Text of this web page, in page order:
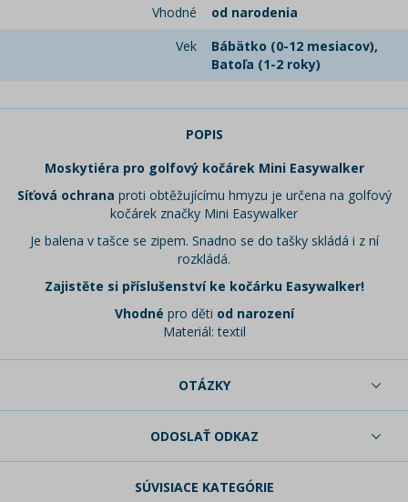
Vhodné
od narodenia
Vek
Bábätko (0-12 mesiacov),
Batoľa (1-2 roky)
POPIS
Moskytiéra pro golfový kočárek Mini Easywalker
Síťová ochrana proti obtěžujícímu hmyzu je určena na golfový
kočárek značky Mini Easywalker
Je balena v tašce se zipem. Snadno se do tašky skládá i z ní
rozkládá.
Zajistěte si příslušenství ke kočárku Easywalker!
Vhodné pro děti od narození
Materiál: textil
OTÁZKY
ODOSLAŤ ODKAZ
SÚVISIACE KATEGÓRIE